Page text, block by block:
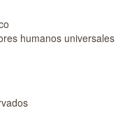
humanos universales